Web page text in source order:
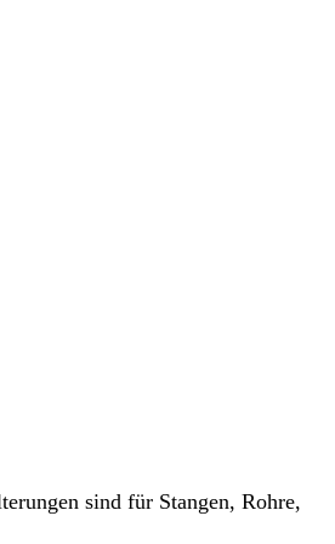
sind für Stangen, Rohre,